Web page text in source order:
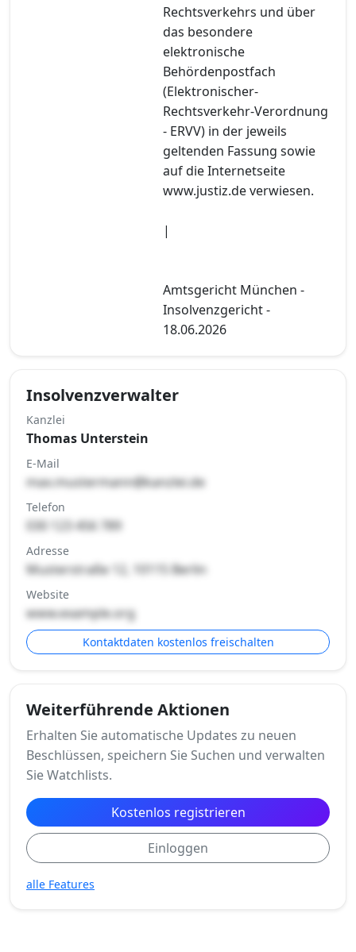
Rechtsverkehrs und über
das besondere
elektronische
Behördenpostfach
(Elektronischer-
Rechtsverkehr-Verordnung
- ERVV) in der jeweils
geltenden Fassung sowie
auf die Internetseite
www.justiz.de verwiesen.
|
Amtsgericht München -
Insolvenzgericht -
18.06.2026
Insolvenzverwalter
Kanzlei
Thomas Unterstein
E-Mail
max.mustermann@kanzlei.de
Telefon
030 123 456 789
Adresse
Musterstraße 12, 10115 Berlin
Website
www.example.org
Kontaktdaten kostenlos freischalten
Weiterführende Aktionen
Erhalten Sie automatische Updates zu neuen
Beschlüssen, speichern Sie Suchen und verwalten
Sie Watchlists.
Kostenlos registrieren
Einloggen
alle Features